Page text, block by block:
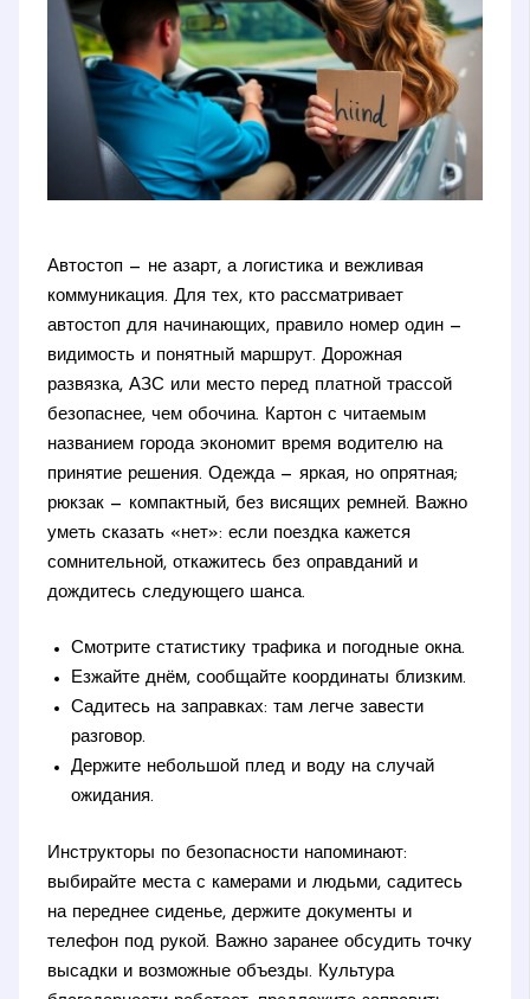
Автостоп — не азарт, а логистика и вежливая
коммуникация. Для тех, кто рассматривает
автостоп для начинающих, правило номер один —
видимость и понятный маршрут. Дорожная
развязка, АЗС или место перед платной трассой
безопаснее, чем обочина. Картон с читаемым
названием города экономит время водителю на
принятие решения. Одежда — яркая, но опрятная;
рюкзак — компактный, без висящих ремней. Важно
уметь сказать «нет»: если поездка кажется
сомнительной, откажитесь без оправданий и
дождитесь следующего шанса.
Смотрите статистику трафика и погодные окна.
Езжайте днём, сообщайте координаты близким.
Садитесь на заправках: там легче завести
разговор.
Держите небольшой плед и воду на случай
ожидания.
Инструкторы по безопасности напоминают:
выбирайте места с камерами и людьми, садитесь
на переднее сиденье, держите документы и
телефон под рукой. Важно заранее обсудить точку
высадки и возможные объезды. Культура